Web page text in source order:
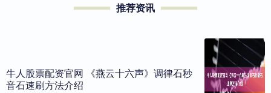
推荐资讯
牛人股票配资官网 《燕云十六声》调律石秒
音石速刷方法介绍